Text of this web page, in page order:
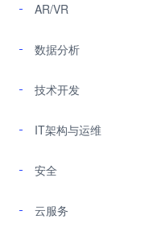
AR/VR
数据分析
技术开发
IT架构与运维
安全
云服务